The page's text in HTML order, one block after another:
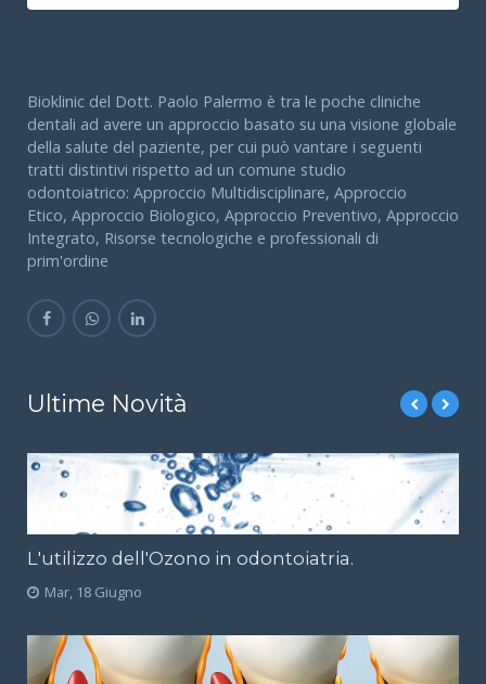
Bioklinic del Dott. Paolo Palermo è tra le poche cliniche
dentali ad avere un approccio basato su una visione globale
della salute del paziente, per cui può vantare i seguenti
tratti distintivi rispetto ad un comune studio
odontoiatrico: Approccio Multidisciplinare, Approccio
Etico, Approccio Biologico, Approccio Preventivo, Approccio
Integrato, Risorse tecnologiche e professionali di
prim'ordine
Ultime Novità
L'utilizzo dell'Ozono in odontoiatria.
Mar, 18 Giugno